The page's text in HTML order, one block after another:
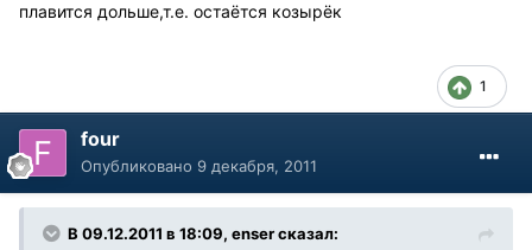
плавится дольше,т.е. остаётся козырёк
1
four
Опубликовано 9 декабря, 2011
В 09.12.2011 в 18:09, enser сказал: